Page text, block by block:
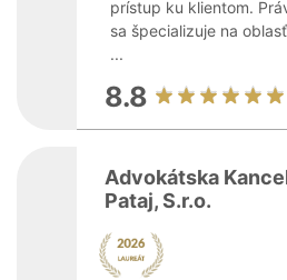
prístup ku klientom.
sa špecializuje na
...
8.8
Advokátska
Pataj, S.r.o.